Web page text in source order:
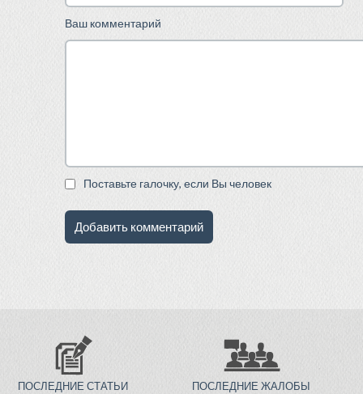
Ваш комментарий
Поставьте галочку, если Вы человек
ПОСЛЕДНИЕ СТАТЬИ ПОСЛЕДНИЕ ЖАЛОБЫ